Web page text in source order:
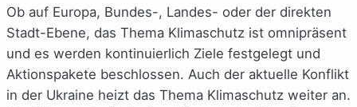
Ob auf Europa, Bundes-, Landes- oder der direkten
Stadt-Ebene, das Thema Klimaschutz ist omnipräsent
und es werden kontinuierlich Ziele festgelegt und
Aktionspakete beschlossen. Auch der aktuelle Konflikt
in der Ukraine heizt das Thema Klimaschutz weiter an.